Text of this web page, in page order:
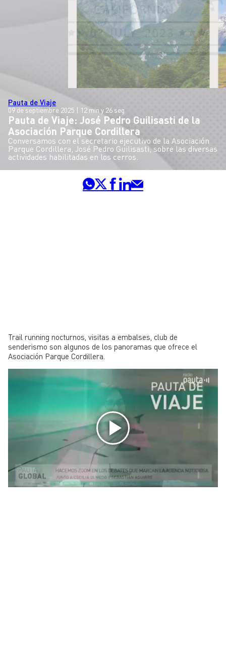
Pauta de Viaje
09 de septiembre 2025 | 12 min y 26 seg
Pauta de Viaje: José Pedro Guilisasti de la
Asociación Parque Cordillera
Conversamos con el secretario ejecutivo de la Asociación
Parque Cordillera, José Pedro Guilisasti, sobre las diversas
actividades habilitadas en los cerros.
Trail running nocturnos, visitas a embalses, club de
senderismo son algunos de los panoramas que ofrece el
Asociación Parque Cordillera.